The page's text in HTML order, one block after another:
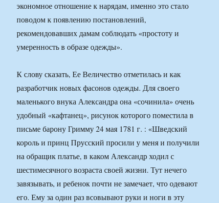
экономное отношение к нарядам, именно это стало
поводом к появлению постановлений,
рекомендовавших дамам соблюдать «простоту и
умеренность в образе одежды».
К слову сказать, Ее Величество отметилась и как
разработчик новых фасонов одежды. Для своего
маленького внука Александра она «сочинила» очень
удобный «кафтанец», рисунок которого поместила в
письме барону Гримму 24 мая 1781 г. : «Шведский
король и принц Прусский просили у меня и получили
на обращик платье, в каком Александр ходил с
шестимесячного возраста своей жизни. Тут нечего
завязывать, и ребенок почти не замечает, что одевают
его. Ему за один раз всовывают руки и ноги в эту